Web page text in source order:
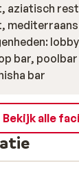
aziatisch
bar, poolbar
bar
Bekijk alle